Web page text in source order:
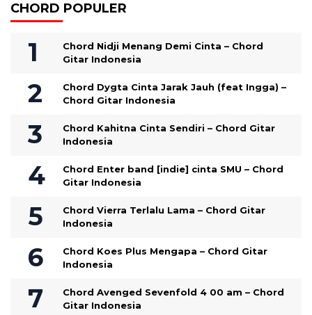
CHORD POPULER
Chord Nidji Menang Demi Cinta – Chord
Gitar Indonesia
Chord Dygta Cinta Jarak Jauh (feat Ingga) –
Chord Gitar Indonesia
Chord Kahitna Cinta Sendiri – Chord Gitar
Indonesia
Chord Enter band [indie] cinta SMU – Chord
Gitar Indonesia
Chord Vierra Terlalu Lama – Chord Gitar
Indonesia
Chord Koes Plus Mengapa – Chord Gitar
Indonesia
Chord Avenged Sevenfold 4 00 am – Chord
Gitar Indonesia